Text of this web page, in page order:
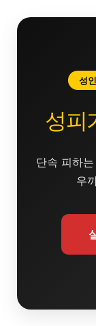
성
성피
단속 피하
우